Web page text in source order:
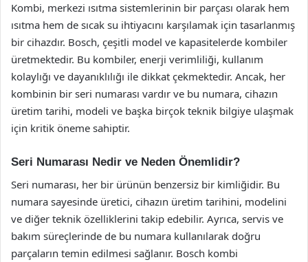
Kombi, merkezi ısıtma sistemlerinin bir parçası olarak hem
ısıtma hem de sıcak su ihtiyacını karşılamak için tasarlanmış
bir cihazdır. Bosch, çeşitli model ve kapasitelerde kombiler
üretmektedir. Bu kombiler, enerji verimliliği, kullanım
kolaylığı ve dayanıklılığı ile dikkat çekmektedir. Ancak, her
kombinin bir seri numarası vardır ve bu numara, cihazın
üretim tarihi, modeli ve başka birçok teknik bilgiye ulaşmak
için kritik öneme sahiptir.
Seri Numarası Nedir ve Neden Önemlidir?
Seri numarası, her bir ürünün benzersiz bir kimliğidir. Bu
numara sayesinde üretici, cihazın üretim tarihini, modelini
ve diğer teknik özelliklerini takip edebilir. Ayrıca, servis ve
bakım süreçlerinde de bu numara kullanılarak doğru
parçaların temin edilmesi sağlanır. Bosch kombi